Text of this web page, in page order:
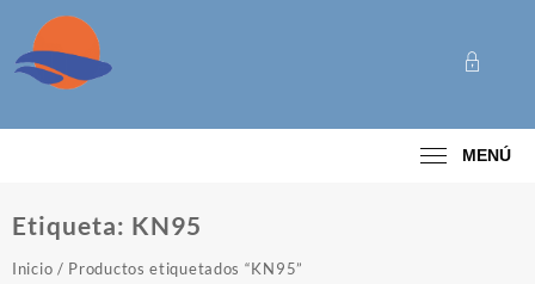
contenido
MENÚ
Etiqueta: KN95
Inicio / Productos etiquetados “KN95”